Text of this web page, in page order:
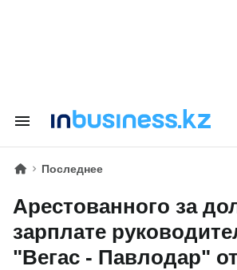
Последнее
Арестованного за
зарплате
"Вегас - Павлодар"